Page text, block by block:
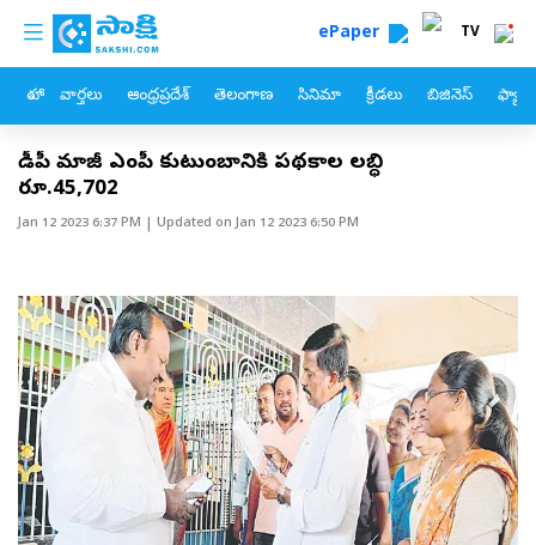
Skip to main content
custom menu ePaper TV
హోం వార్తలు ఆంధ్రప్రదేశ్ తెలంగాణ సినిమా క్రీడలు బిజినెస్
టీడీపీ మాజీ ఎంపీ కుటుంబానికి పథకాల లబ్ధి
రూ.45,702
Jan 12 2023 6:37 PM | Updated onJan 12 2023 6:50 PM